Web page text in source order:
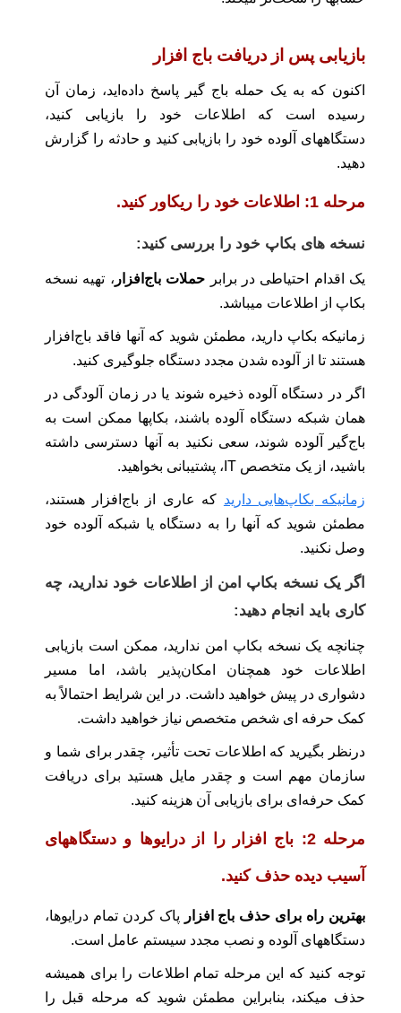
بازیابی پس از دریافت باج افزار
اکنون که به یک حمله باج گیر پاسخ داده‌اید، زمان آن
رسیده است که اطلاعات خود را بازیابی کنید،
دستگاههای آلوده خود را بازیابی کنید و حادثه را گزارش
دهید.
مرحله 1: اطلاعات خود را ریکاور کنید.
نسخه های بکاپ خود را بررسی کنید:
یک اقدام احتیاطی در برابر حملات باج‌‌افزار ، تهیه نسخه
بکاپ از اطلاعات میباشد.
زمانیکه بکاپ دارید، مطمئن شوید که آنها فاقد باج‌افزار
هستند تا از آلوده شدن مجدد دستگاه جلوگیری کنید.
اگر در دستگاه آلوده ذخیره شوند یا در زمان آلودگی در
همان شبکه دستگاه آلوده باشند، بکاپها ممکن است به
باج‌گیر آلوده شوند، سعی نکنید به آنها دسترسی داشته
باشید، از یک متخصص IT، پشتیبانی بخواهید.
زمانیکه بکاپ‌هایی دارید که عاری از باج‌افزار هستند،
مطمئن شوید که آنها را به دستگاه یا شبکه آلوده خود
وصل نکنید.
اگر یک نسخه بکاپ امن از اطلاعات خود ندارید، چه
کاری باید انجام دهید:
چنانچه یک نسخه بکاپ امن ندارید، ممکن است بازیابی
اطلاعات خود همچنان امکان‌پذیر باشد، اما مسیر
دشواری در پیش خواهید داشت. در این شرایط احتمالاً به
کمک حرفه ای شخص متخصص نیاز خواهید داشت.
درنظر بگیرید که اطلاعات تحت تأثیر، چقدر برای شما و
سازمان مهم است و چقدر مایل هستید برای دریافت
کمک حرفه‌ای برای بازیابی آن هزینه کنید.
مرحله 2: باج افزار را از درایوها و دستگاههای
آسیب دیده حذف کنید.
بهترین راه برای حذف باج‌ افزار پاک کردن تمام درایوها،
دستگاههای آلوده و نصب مجدد سیستم عامل است.
توجه کنید که این مرحله تمام اطلاعات را برای همیشه
حذف میکند، بنابراین مطمئن شوید که مرحله قبل را